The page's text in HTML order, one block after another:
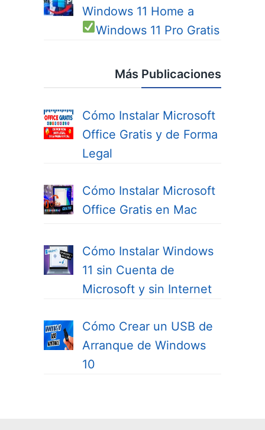
Windows 11 Home a
Windows 11 Pro Gratis
Más Publicaciones
Cómo Instalar Microsoft
Office Gratis y de Forma
Legal
Cómo Instalar Microsoft
Office Gratis en Mac
Cómo Instalar Windows
11 sin Cuenta de
Microsoft y sin Internet
Cómo Crear un USB de
Arranque de Windows
10